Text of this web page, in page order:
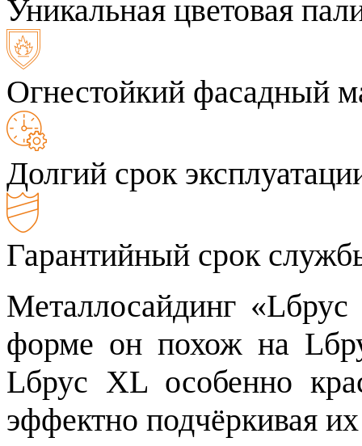
Уникальная цветовая
Огнестойкий фасадный
Долгий срок
Гарантийный срок
Металлосайдинг
форме он похож на
Lбрус XL особенно
эффектно подчёркивая